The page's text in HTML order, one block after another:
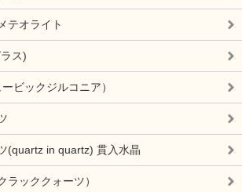
テオライト
ス)
ビックジルコニア）
(quartz in quartz) 貫入水晶
ラッククォーツ）